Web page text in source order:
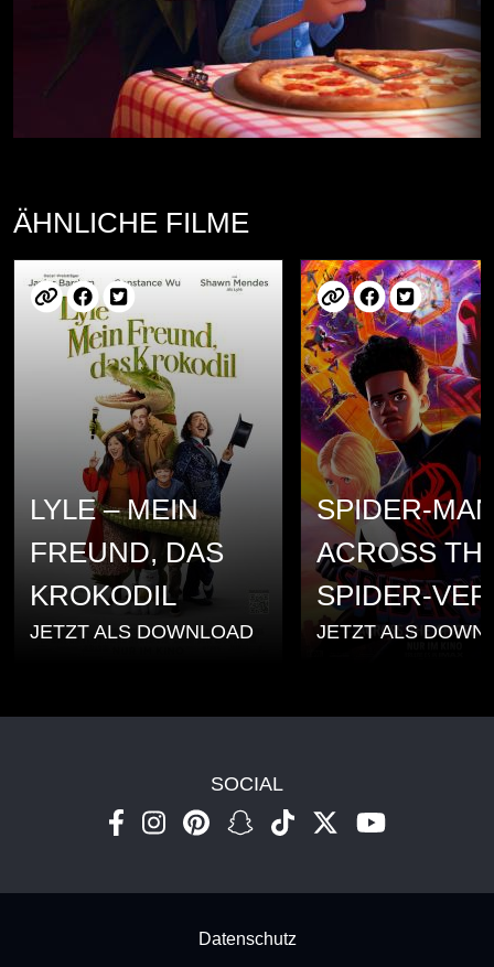
ÄHNLICHE FILME
LYLE – MEIN
FREUND, DAS
KROKODIL
JETZT ALS DOWNLOAD
SPIDER-
ACROSS
SPIDER-
JETZT ALS
SOCIAL
Footer - SubfooterDatenschutz